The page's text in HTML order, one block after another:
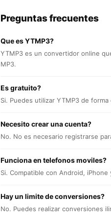
Preguntas frecuentes
Que es YTMP3?
YTMP3 es un convertidor online
MP3.
Es gratuito?
Si. Puedes utilizar YTMP3 de
Necesito crear una cuenta?
No. No es necesario registrarse
Funciona en telefonos moviles?
Si. Compatible con Android, iPhone
Hay un limite de conversiones?
No. Puedes realizar conversiones